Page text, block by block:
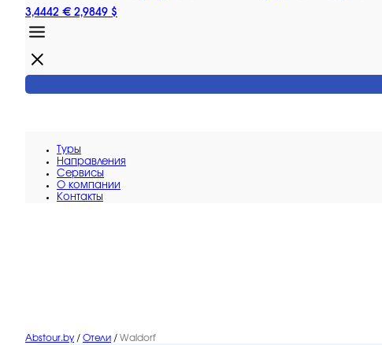
3,4442 € 2,9849 $
Туры
Направления
Сервисы
O компании
Контакты
Abstour.by / Отели / Waldorf